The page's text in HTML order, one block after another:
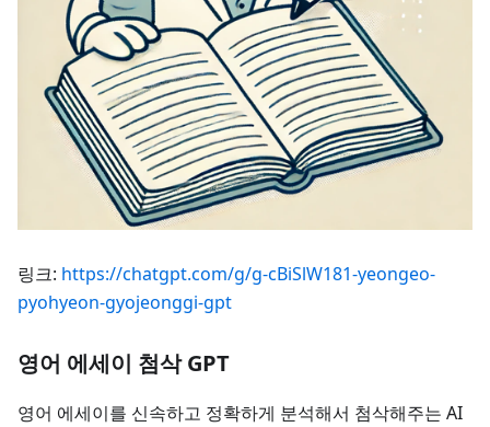
링크: https://chatgpt.com/g/g-cBiSlW181-yeongeo-
pyohyeon-gyojeonggi-gpt
영어 에세이 첨삭 GPT
영어 에세이를 신속하고 정확하게 분석해서 첨삭해주는 AI